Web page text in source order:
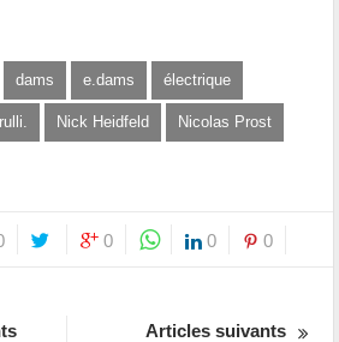
dams e.dams électrique
Nick Heidfeld Nicolas Prost
0 0 0
Articles suivants